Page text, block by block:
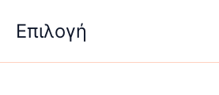
στοΕπιλογή